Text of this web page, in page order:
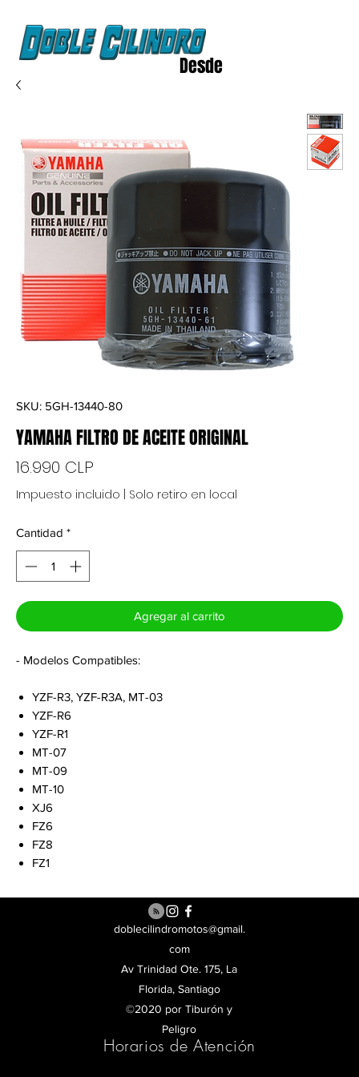
Desde
SKU: 5GH-13440-80
YAMAHA FILTRO DE ACEITE ORIGINAL
16.990 CLP
Impuesto incluido Solo retiro en local
Cantidad *
Agregar al carrito
- Modelos Compatibles:
YZF-R3, YZF-R3A, MT-03
YZF-R6
YZF-R1
MT-07
MT-09
MT-10
XJ6
FZ6
FZ8
FZ1
doblecilindromotos@gmail.
com
Av Trinidad Ote. 175, La
Florida, Santiago
©2020 por Tiburón y
Peligro
Horarios de Atención